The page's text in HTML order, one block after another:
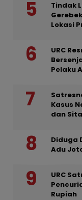
Tindak
Lokasi
URC
Pelaku
Kasus
dan
Diduga
Adu
URC
Rupiah